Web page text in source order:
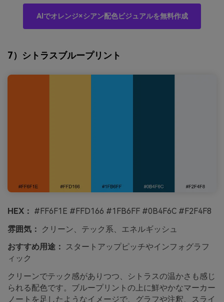
AIでオレンジ×シアン配色ビジュアルを無料作成
7）シトラスブループリント
HEX： #FF6F1E #FFD166 #1FB6FF #0B4F6C #F2F4F8
雰囲気：
クリーン、テック系、エネルギッシュ
おすすめ用途： スタートアップピッチやインフォグラフ
ィック
クリーンでテック感がありつつ、シトラスの温かさも感じ
られる配色です。ブループリントの上に鮮やかなマーカー
ノートを足したようなイメージで、グラフや注釈、スライ